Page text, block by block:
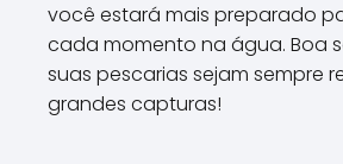
você estará mais preparado
cada momento na água. Boa
suas pescarias sejam sempre
grandes capturas!